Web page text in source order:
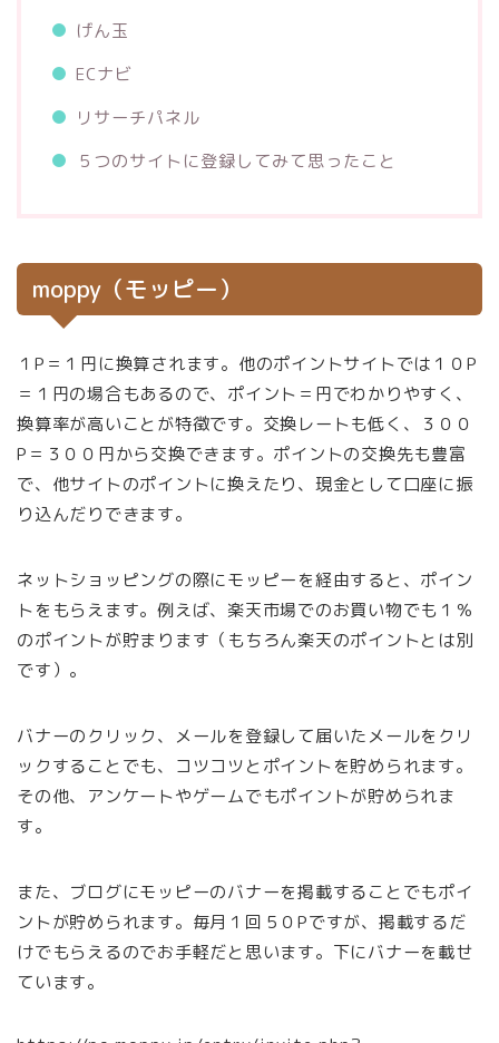
げん玉
ECナビ
リサーチパネル
５つのサイトに登録してみて思ったこと
moppy（モッピー）
１P＝１円に換算されます。他のポイントサイトでは１０P
＝１円の場合もあるので、ポイント＝円でわかりやすく、
換算率が高いことが特徴です。交換レートも低く、３００
P＝３００円から交換できます。ポイントの交換先も豊富
で、他サイトのポイントに換えたり、現金として口座に振
り込んだりできます。
ネットショッピングの際にモッピーを経由すると、ポイン
トをもらえます。例えば、楽天市場でのお買い物でも１％
のポイントが貯まります（もちろん楽天のポイントとは別
です）。
バナーのクリック、メールを登録して届いたメールをクリ
ックすることでも、コツコツとポイントを貯められます。
その他、アンケートやゲームでもポイントが貯められま
す。
また、ブログにモッピーのバナーを掲載することでもポイ
ントが貯められます。毎月１回５０Pですが、掲載するだ
けでもらえるのでお手軽だと思います。下にバナーを載せ
ています。